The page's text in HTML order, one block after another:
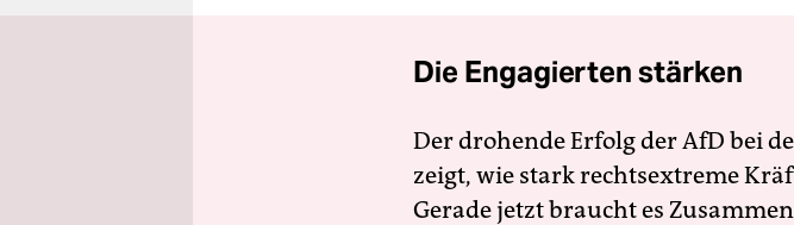
Die Engagierten stärken
Der drohende Erfolg der AfD bei
zeigt, wie stark rechtsextreme
Gerade jetzt braucht es